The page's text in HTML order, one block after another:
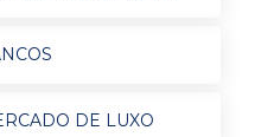
DE LUXO